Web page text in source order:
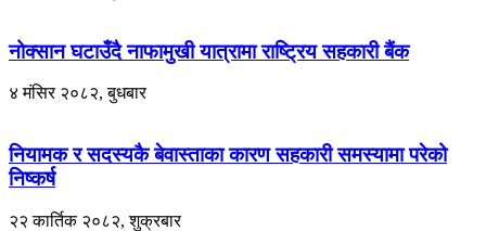
नोक्सान घटाउँदै नाफामुखी यात्रामा राष्ट्रिय सहकारी बैंक
४ मंसिर २०८२, बुधबार
नियामक र सदस्यकै बेवास्ताका कारण सहकारी समस्यामा परेको
निष्कर्ष
२२ कार्तिक २०८२, शुक्रबार